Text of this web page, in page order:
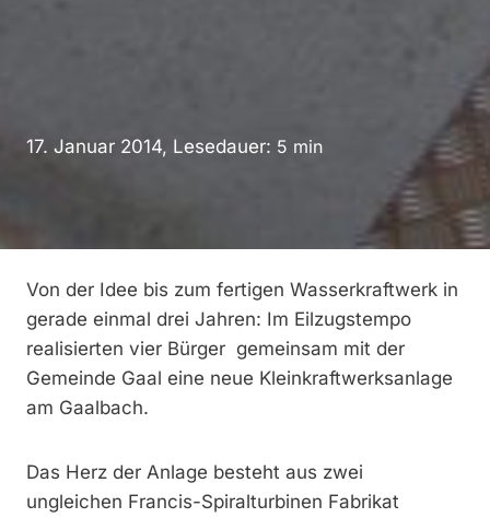
17. Januar 2014, Lesedauer: 5 min
Von der Idee bis zum fertigen Wasserkraftwerk in
gerade einmal drei Jahren: Im Eilzugstempo
realisierten vier Bürger gemeinsam mit der
Gemeinde Gaal eine neue Kleinkraftwerksanlage
am Gaalbach.
Das Herz der Anlage besteht aus zwei
ungleichen Francis-Spiralturbinen Fabrikat